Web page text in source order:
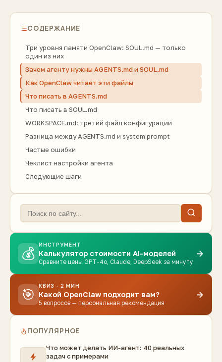
СОДЕРЖАНИЕ
Три уровня памяти OpenClaw: SOUL.md — только
один из них
Зачем агенту нужны AGENTS.md и SOUL.md
Как OpenClaw читает эти файлы
Что писать в AGENTS.md
Что писать в SOUL.md
WORKSPACE.md: третий файл конфигурации
Разница между AGENTS.md и system prompt
Частые ошибки
Чеклист настройки агента
Следующие шаги
💰
ИНСТРУМЕНТ
Калькулятор стоимости AI-моделей
Сравните цены GPT-4o, Claude, DeepSeek за минуту
→
🎯
КВИЗ · 2 МИН
Какой OpenClaw подходит вам?
5 вопросов — персональная рекомендация
→
ПОПУЛЯРНОЕ
Что может делать ИИ-агент: 40 реальных
задач с примерами